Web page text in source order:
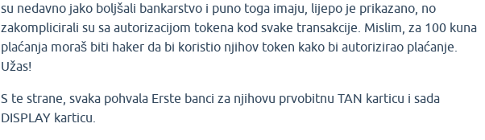
su nedavno jako boljšali bankarstvo i puno toga imaju, lijepo je prikazano, no
zakomplicirali su sa autorizacijom tokena kod svake transakcije. Mislim, za 100 kuna
plaćanja moraš biti haker da bi koristio njihov token kako bi autorizirao plaćanje.
Užas!
S te strane, svaka pohvala Erste banci za njihovu prvobitnu TAN karticu i sada
DISPLAY karticu.